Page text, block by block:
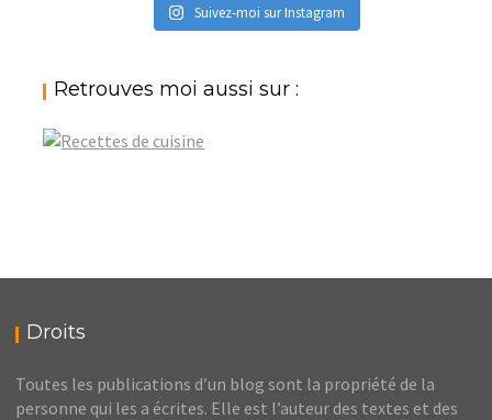
Suivez-moi sur Instagram
Retrouves moi aussi sur :
Droits
Toutes les publications d’un blog sont la propriété de la
personne qui les a écrites. Elle est l’auteur des textes et des